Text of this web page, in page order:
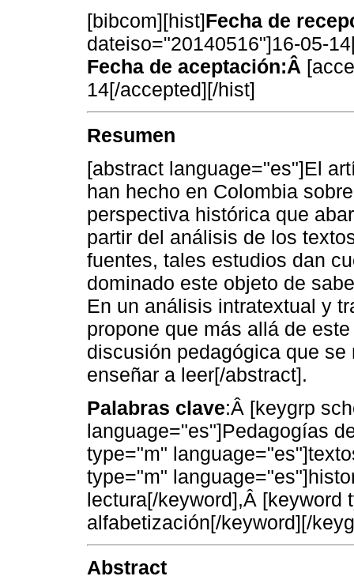
[bibcom][hist]Fecha de
dateiso="20140516"]16-05-
Fecha de aceptación:Â
14[/accepted][/hist]
Resumen
[abstract language="es"]El
han hecho en Colombia
perspectiva histórica que
partir del análisis de los
fuentes, tales estudios dan
dominado este objeto de
En un análisis intratextual y
propone que más allá de
discusión pedagógica que
enseñar a leer[/abstract].
Palabras clave:Â [keygrp
language="es"]Pedagogías
type="m"
type="m"
lectura[/keyword],Â [keyword
alfabetización[/keyword][/
Abstract